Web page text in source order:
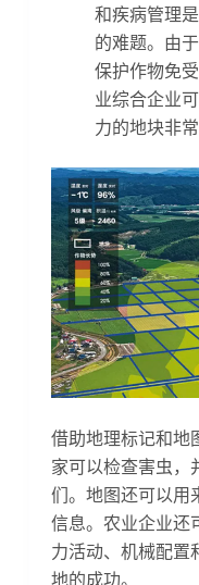
和疾病管理
的难题。由
保护作物免
业综合企业
力的地块非
借助地理标记和地
家可以检查害虫，
们。地图还可以用
信息。农业企业还
力活动、机械配置
地的成功。